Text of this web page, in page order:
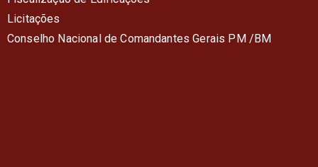
Licitações
Conselho Nacional de Comandantes Gerais PM /BM